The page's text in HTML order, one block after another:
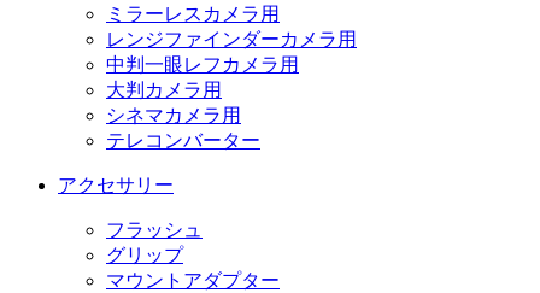
ミラーレスカメラ用
レンジファインダーカメラ用
中判一眼レフカメラ用
大判カメラ用
シネマカメラ用
テレコンバーター
アクセサリー
フラッシュ
グリップ
マウントアダプター